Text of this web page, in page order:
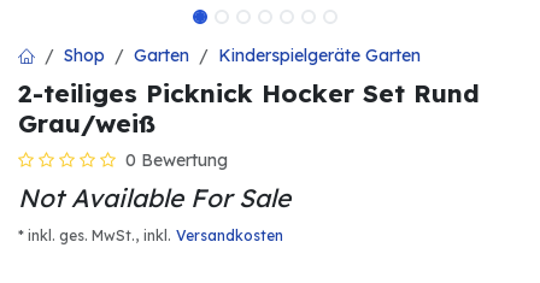
Shop Garten Kinderspielgeräte Garten
2-teiliges Picknick Hocker Set Rund
Grau/weiß
0 Bewertung
Not Available For Sale
* inkl. ges. MwSt., inkl. Versandkosten